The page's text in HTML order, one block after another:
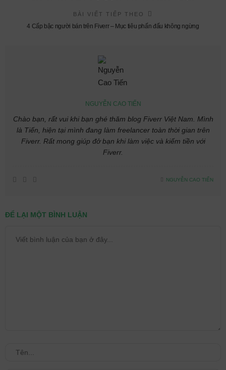
BÀI VIẾT TIẾP THEO
4 Cấp bậc người bán trên Fiverr – Mục tiêu phấn đấu không ngừng
NGUYỄN CAO TIẾN
Chào bạn, rất vui khi bạn ghé thăm blog Fiverr Việt Nam. Mình
là Tiến, hiện tại mình đang làm freelancer toàn thời gian trên
Fiverr. Rất mong giúp đở bạn khi làm việc và kiếm tiền với
Fiverr.
NGUYỄN CAO TIẾN
ĐỂ LẠI MỘT BÌNH LUẬN